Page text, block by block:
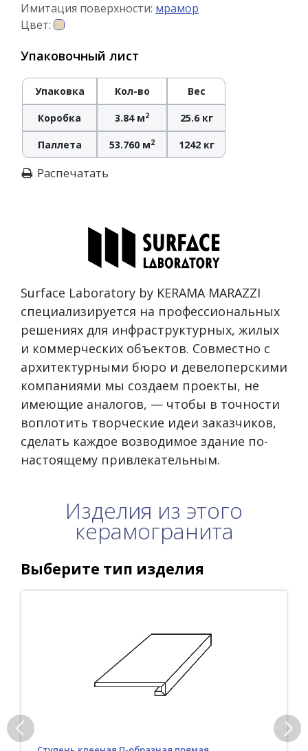
Имитация поверхности: мрамор
Цвет:
Упаковочный лист
Упаковка Кол-во Вес
Коробка 3.84 м2 25.6 кг
Паллета 53.760 м2 1242 кг
Распечатать
Surface Laboratory by KERAMA MARAZZI
специализируется на профессиональных
решениях для инфраструктурных, жилых
и коммерческих объектов. Совместно с
архитектурными бюро и девелоперскими
компаниями мы создаем проекты, не
имеющие аналогов, — чтобы в точности
воплотить творческие идеи заказчиков,
сделать каждое возводимое здание по-
настоящему привлекательным.
Изделия из этого
керамогранита
Выберите тип изделия